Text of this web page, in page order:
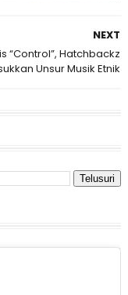
NEXT
“Control”, Hatchbackz
Unsur Musik Etnik